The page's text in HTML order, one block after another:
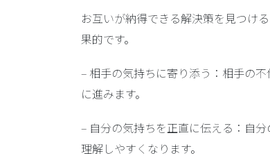
お互いが納得できる解決策を見つけ
果的です。
– 相手の気持ちに寄り添う ：相手の
に進みます。
– 自分の気持ちを正直に伝える ：自
理解しやすくなります。